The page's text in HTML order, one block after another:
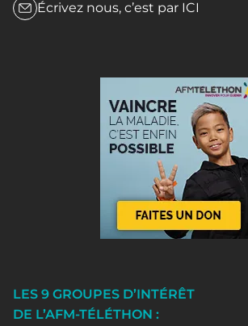
Écrivez nous, c’est par ICI
LES 9 GROUPES D’INTÉRÊT
DE L’AFM-TÉLÉTHON :